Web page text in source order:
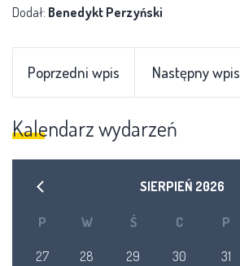
Dodał: Benedykt Perzyński
Poprzedni wpis Następny wpis
Kalendarz wydarzeń
SIERPIEŃ 2026
P W Ś C P
27 28 29 30 31